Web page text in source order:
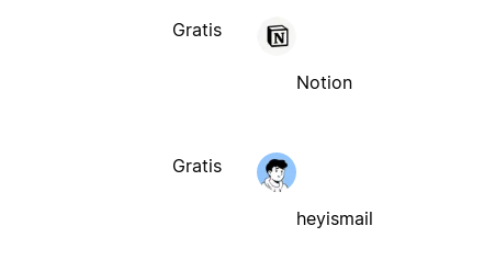
Gratis
Notion
Gratis
heyismail